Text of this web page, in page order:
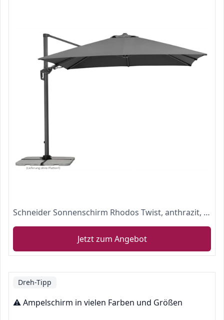
Schneider Sonnenschirm Rhodos Twist, anthrazit, 300 x 300 cm quadratisch, 730-15, Gestell Alu/Stahl, Bespannung Polyester, 25.7 kg
Jetzt zum Angebot
Dreh-Tipp
⚠️ Ampelschirm in vielen Farben und Größen